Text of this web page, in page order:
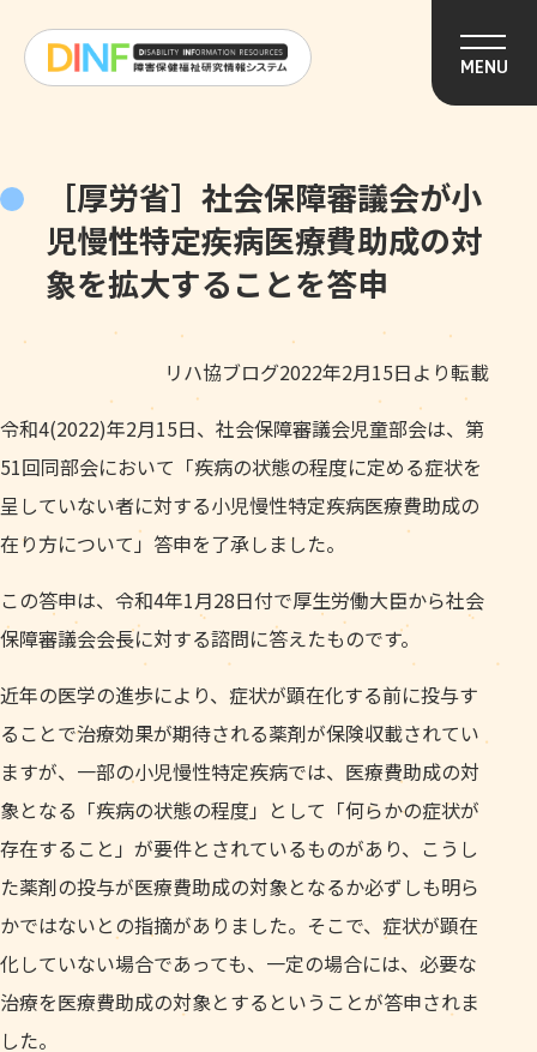
MENU
［厚労省］社会保障審議会が小
児慢性特定疾病医療費助成の対
象を拡大することを答申
リハ協ブログ2022年2月15日より転載
令和4(2022)年2月15日、社会保障審議会児童部会は、第
51回同部会において「疾病の状態の程度に定める症状を
呈していない者に対する小児慢性特定疾病医療費助成の
在り方について」答申を了承しました。
この答申は、令和4年1月28日付で厚生労働大臣から社会
保障審議会会長に対する諮問に答えたものです。
近年の医学の進歩により、症状が顕在化する前に投与す
ることで治療効果が期待される薬剤が保険収載されてい
ますが、一部の小児慢性特定疾病では、医療費助成の対
象となる「疾病の状態の程度」として「何らかの症状が
存在すること」が要件とされているものがあり、こうし
た薬剤の投与が医療費助成の対象となるか必ずしも明ら
かではないとの指摘がありました。そこで、症状が顕在
化していない場合であっても、一定の場合には、必要な
治療を医療費助成の対象とするということが答申されま
した。